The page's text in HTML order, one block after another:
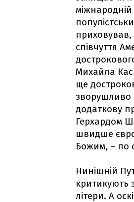
співчуття
Михайла
ще
зворушливо
додаткову
Герхардом
швидше
Божим, – по
Нинішній
критикують
літери. А